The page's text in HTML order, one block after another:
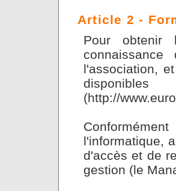
Article 2 -
Pour obtenir
l'association,
(http://
l'informatique,
d'accès et de
gestion (le